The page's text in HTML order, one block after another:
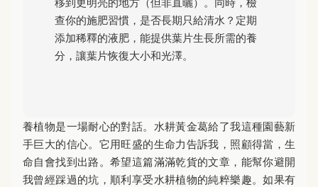
查你的施肥習慣，是否長期只給清水？定期
添加稀釋的液肥，能提供葉片生長所需的養
分，讓葉片恢復大小和光澤。
養植物是一場耐心的對話。水耕黃金葛給了我這種園藝新
手巨大的信心。它用旺盛的生命力告訴我，照顧得當，生
命自會找到出路。希望這篇滿滿乾貨的文章，能幫你避開
我曾經踩過的坑，順利享受水耕植物的純粹樂趣。如果有